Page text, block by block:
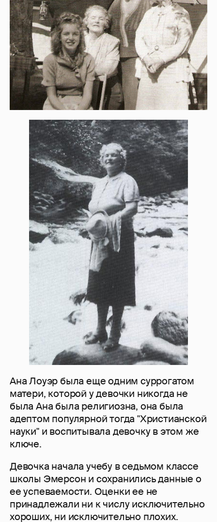
Ана Лоуэр была еще одним суррогатом
матери, которой у девочки никогда не
была Ана была религиозна, она была
адептом популярной тогда "Христианской
науки" и воспитывала девочку в этом же
ключе.
Девочка начала учебу в седьмом классе
школы Эмерсон и сохранились данные о
ее успеваемости. Оценки ее не
принадлежали ни к числу исключительно
хороших, ни исключительно плохих.